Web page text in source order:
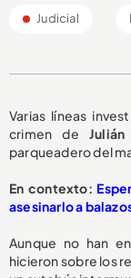
Judicial
Varias líneas
crimen de
parqueadero del
En contexto:
asesinarlo a
Aunque no han
hicieron sobre los